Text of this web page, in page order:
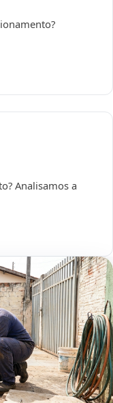
Analisamos a